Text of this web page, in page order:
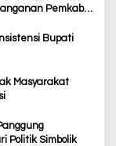
Pemkab
Bupati
Masyarakat
Politik Simbolik